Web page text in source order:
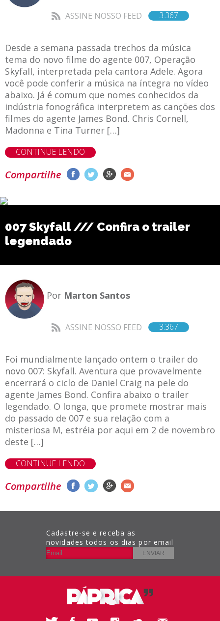
ASSINE NOSSO FEED 3.367
Desde a semana passada trechos da música
tema do novo filme do agente 007, Operação
Skyfall, interpretada pela cantora Adele. Agora
você pode conferir a música na íntegra no vídeo
abaixo. Já é comum que nomes conhecidos da
indústria fonográfica interpretem as canções dos
filmes do agente James Bond. Chris Cornell,
Madonna e Tina Turner […]
CONTINUE LENDO
Compartilhe
007 Skyfall /// Confira o trailer
legendado
Por Marton Santos
ASSINE NOSSO FEED 3.367
Foi mundialmente lançado ontem o trailer do
novo 007: Skyfall. Aventura que provavelmente
encerrará o ciclo de Daniel Craig na pele do
agente James Bond. Confira abaixo o trailer
legendado. O longa, que promete mostrar mais
do passado de 007 e sua relação com a
misteriosa M, estréia por aqui em 2 de novembro
deste […]
CONTINUE LENDO
Compartilhe
Cadastre-se e receba as
novidades todos os dias por email